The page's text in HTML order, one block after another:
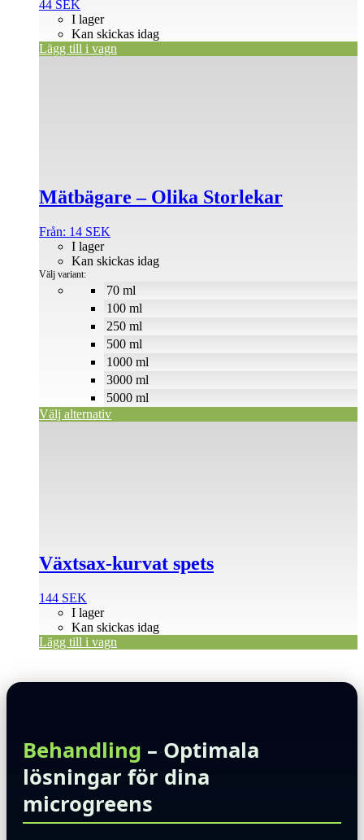
44 SEK
I lager
Kan skickas idag
Lägg till i vagn
Mätbägare – Olika Storlekar
Från: 14 SEK
70 ml
100 ml
250 ml
500 ml
1000 ml
3000 ml
5000 ml
I lager
Kan skickas idag
Välj variant:
Välj alternativ
kan
väljas
produktsidan
Växtsax-kurvat spets
144 SEK
I lager
Kan skickas idag
Lägg till i vagn
Behandling – Optimala
lösningar för dina
microgreens